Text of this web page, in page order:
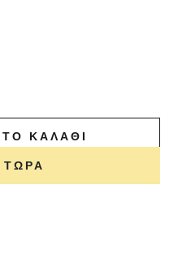
ΚΑΛΆΘΙ